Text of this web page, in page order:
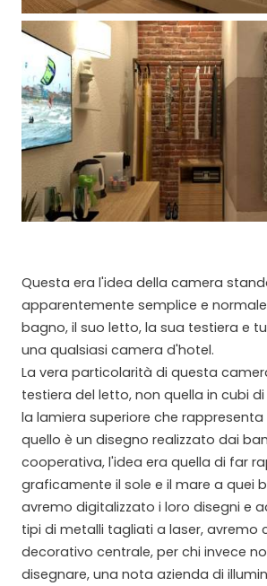
Questa era l'idea della camera
apparentemente semplice e
bagno, il suo letto, la sua testiera e
una qualsiasi camera d'hotel.
La vera particolarità di questa
testiera del letto, non quella in cubi
la lamiera superiore che rappresenta
quello è un disegno realizzato dai
cooperativa, l'idea era quella di far
graficamente il sole e il mare a quei
avremo digitalizzato i loro disegni e
tipi di metalli tagliati a laser, avremo
decorativo centrale, per chi invece
disegnare, una nota azienda di